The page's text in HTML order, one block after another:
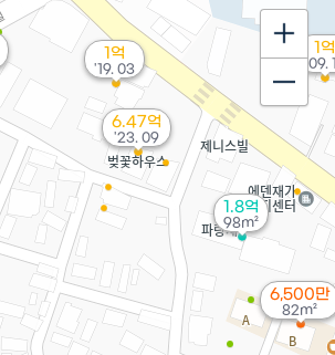
6.47억
'23. 09
1.8억
98m²
6,500만
82m²
1억
'19. 03
1억
'09.